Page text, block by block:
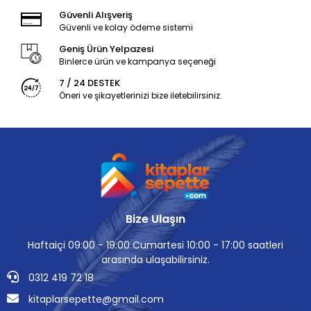
Güvenli Alışveriş
Güvenli ve kolay ödeme sistemi
Geniş Ürün Yelpazesi
Binlerce ürün ve kampanya seçeneği
7 / 24 DESTEK
Öneri ve şikayetlerinizi bize iletebilirsiniz.
Bize Ulaşın
Haftaiçi 09:00 - 19:00 Cumartesi 10:00 - 17:00 saatleri
arasında ulaşabilirsiniz.
0312 419 72 18
kitaplarsepette@gmail.com